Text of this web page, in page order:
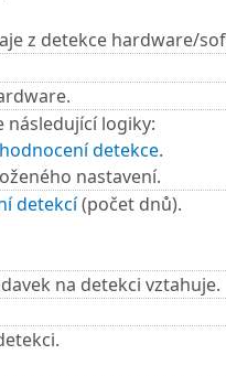
z detekce hardware/
následující logiky:
detekce.
nastavení.
detekcí(počet dnů).
na detekci vztahuje.